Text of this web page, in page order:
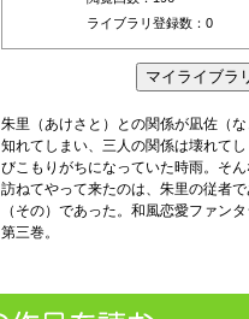
ライブラリ登録数： 0
朱里（あけさと）との関係が凪佐（
知れてしまい、三人の関係は壊れて
びこもりがちになっていた時雨。そ
訪ねてやって来たのは、朱里の従者
（その）であった。和風恋愛ファン
第三巻。